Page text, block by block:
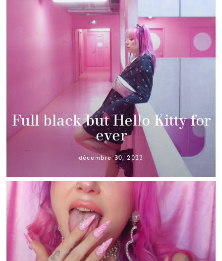
Full black but Hello Kitty for
ever
décembre 30, 2023